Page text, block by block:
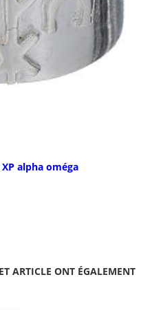
alpha oméga
ARTICLE ONT ÉGALEMENT